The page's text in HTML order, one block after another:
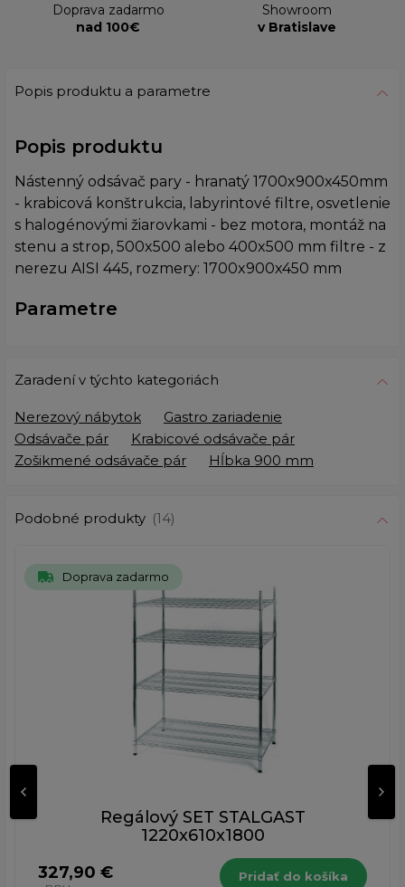
Doprava zadarmo
nad 100€
Showroom
v Bratislave
Popis produktu a parametre
Popis produktu
Nástenný odsávač pary - hranatý 1700x900x450mm
- krabicová konštrukcia, labyrintové filtre, osvetlenie
s halogénovými žiarovkami - bez motora, montáž na
stenu a strop, 500x500 alebo 400x500 mm filtre - z
nerezu AISI 445, rozmery: 1700x900x450 mm
Parametre
Zaradení v týchto kategoriách
Nerezový nábytok
Gastro zariadenie
Odsávače pár
Krabicové odsávače pár
Zošikmené odsávače pár
Hĺbka 900 mm
Podobné produkty (14)
Doprava zadarmo
Regálový SET STALGAST
1220x610x1800
327,90 €
Pridať do košíka